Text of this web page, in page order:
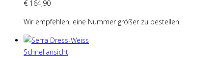
€ 164,90
Wir empfehlen, eine Nummer größer zu bestellen.
Schnellansicht